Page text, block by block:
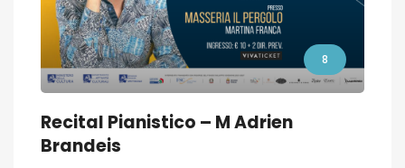
8
Recital Pianistico – M Adrien
Brandeis